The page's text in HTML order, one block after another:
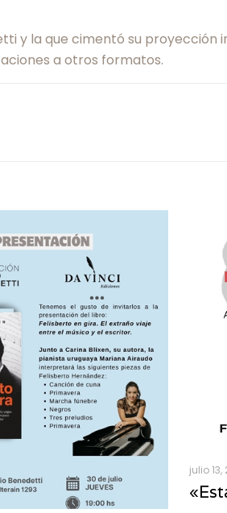
y la que cimentó su proyección
a otros formatos.
julio 13,